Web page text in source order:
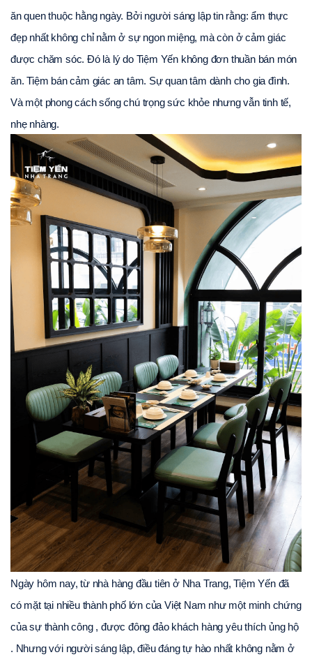
ăn quen thuộc hằng ngày. Bởi người sáng lập tin rằng: ẩm thực
đẹp nhất không chỉ nằm ở sự ngon miệng, mà còn ở cảm giác
được chăm sóc. Đó là lý do Tiệm Yến không đơn thuần bán món
ăn. Tiệm bán cảm giác an tâm. Sự quan tâm dành cho gia đình.
Và một phong cách sống chú trọng sức khỏe nhưng vẫn tinh tế,
nhẹ nhàng.
Ngày hôm nay, từ nhà hàng đầu tiên ở Nha Trang, Tiệm Yến đã
có mặt tại nhiều thành phố lớn của Việt Nam như một minh chứng
của sự thành công , được đông đảo khách hàng yêu thích ủng hộ
. Nhưng với người sáng lập, điều đáng tự hào nhất không nằm ở